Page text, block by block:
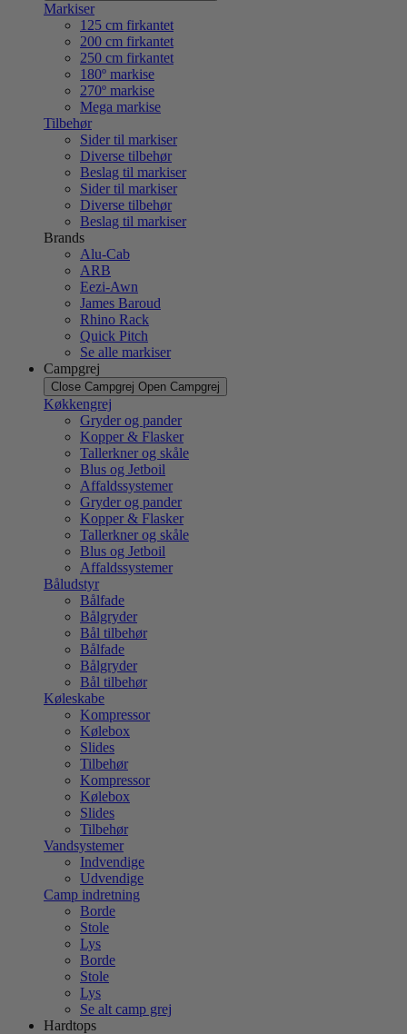
Markiser
125 cm firkantet
200 cm firkantet
250 cm firkantet
180º markise
270º markise
Mega markise
Tilbehør
Sider til markiser
Diverse tilbehør
Beslag til markiser
Sider til markiser
Diverse tilbehør
Beslag til markiser
Brands
Alu-Cab
ARB
Eezi-Awn
James Baroud
Rhino Rack
Quick Pitch
Se alle markiser
Campgrej
Close Campgrej Open Campgrej
Køkkengrej
Gryder og pander
Kopper & Flasker
Tallerkner og skåle
Blus og Jetboil
Affaldssystemer
Gryder og pander
Kopper & Flasker
Tallerkner og skåle
Blus og Jetboil
Affaldssystemer
Båludstyr
Bålfade
Bålgryder
Bål tilbehør
Bålfade
Bålgryder
Bål tilbehør
Køleskabe
Kompressor
Kølebox
Slides
Tilbehør
Kompressor
Kølebox
Slides
Tilbehør
Vandsystemer
Indvendige
Udvendige
Camp indretning
Borde
Stole
Lys
Borde
Stole
Lys
Se alt camp grej
Hardtops